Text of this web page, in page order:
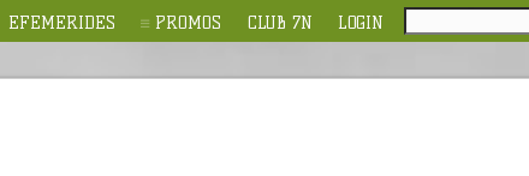
EFEMERIDES PROMOS CLUB 7N LOGIN